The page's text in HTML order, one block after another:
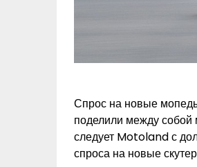
Спрос на новые
поделили между собой
следует Motoland с
спроса на новые